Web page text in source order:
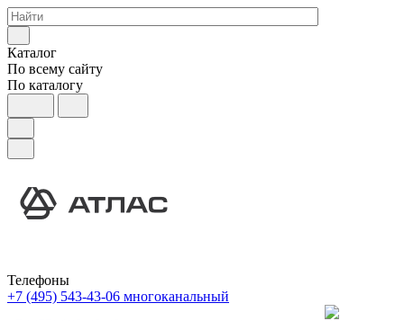
Каталог
По всему сайту
По каталогу
Телефоны
+7 (495) 543-43-06 многоканальный